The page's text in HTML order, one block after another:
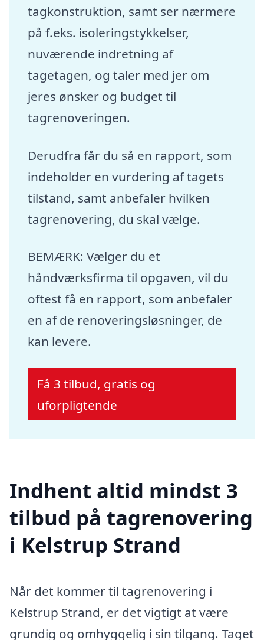
tagkonstruktion, samt ser nærmere
på f.eks. isoleringstykkelser,
nuværende indretning af
tagetagen, og taler med jer om
jeres ønsker og budget til
tagrenoveringen.
Derudfra får du så en rapport, som
indeholder en vurdering af tagets
tilstand, samt anbefaler hvilken
tagrenovering, du skal vælge.
BEMÆRK: Vælger du et
håndværksfirma til opgaven, vil du
oftest få en rapport, som anbefaler
en af de renoveringsløsninger, de
kan levere.
Få 3 tilbud, gratis og
uforpligtende
Indhent altid mindst 3
tilbud på tagrenovering
i Kelstrup Strand
Når det kommer til tagrenovering i
Kelstrup Strand, er det vigtigt at være
grundig og omhyggelig i sin tilgang. Taget